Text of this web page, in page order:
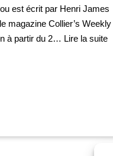
est écrit par Henri James
magazine Collier’s Weekly
à partir du 2… Lire la suite